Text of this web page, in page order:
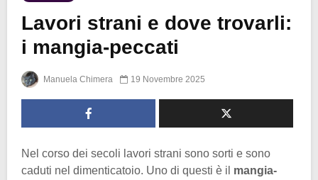
Lavori strani e dove trovarli:
i mangia-peccati
Manuela Chimera 19 Novembre 2025
Nel corso dei secoli lavori strani sono sorti e sono
caduti nel dimenticatoio. Uno di questi è il mangia-